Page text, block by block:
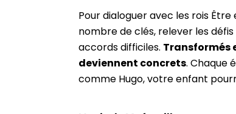
Pour dialoguer avec les rois
nombre de clés, relever les
accords difficiles. Transformés
deviennent concrets. Chaque
comme Hugo, votre enfant